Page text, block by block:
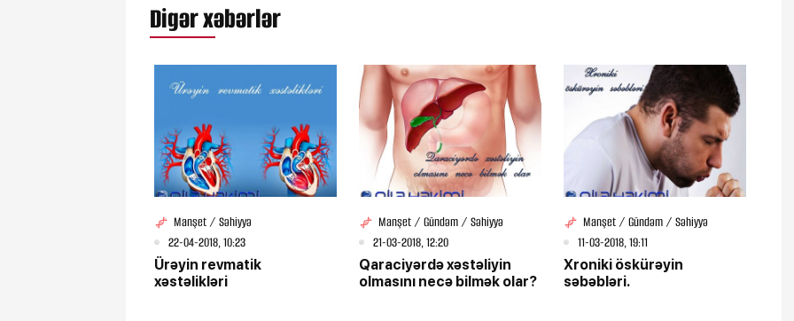
Digər xəbərlər
Manşet / Səhiyyə
22-04-2018, 10:23
Ürəyin revmatik
xəstəlikləri
Manşet / Gündəm / Səhiyyə
21-03-2018, 12:20
Qaraciyərdə xəstəliyin
olmasını necə bilmək olar?
Manşet / Gündəm / Səhiyyə
11-03-2018, 19:11
Xroniki öskürəyin
səbəbləri.